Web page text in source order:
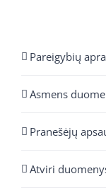
Pareigybių
Asmens
Pranešėjų
Atviri